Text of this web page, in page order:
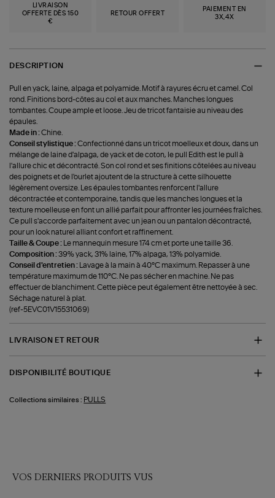
LIVRAISON
OFFERTE DÈS 150
€
RETOUR OFFERT
PAIEMENT EN
3X,4X
DESCRIPTION
Pull en yack, laine, alpaga et polyamide. Motif à rayures écru et camel. Col
rond. Finitions bord-côtes au col et aux manches. Manches longues
tombantes. Coupe ample et loose. Jeu de tricot fantaisie au niveau des
épaules.
Made in :Chine.
Conseil stylistique :Confectionné dans un tricot moelleux et doux, dans un
mélange de laine d'alpaga, de yack et de coton, le pull Edith est le pull à
l'allure chic et décontracté. Son col rond et ses finitions côtelées au niveau
des poignets et de l'ourlet ajoutent de la structure à cette silhouette
légèrement oversize. Les épaules tombantes renforcent l'allure
décontractée et contemporaine, tandis que les manches longues et la
texture moelleuse en font un allié parfait pour affronter les journées fraîches.
Ce pull s'accorde parfaitement avec un jean ou un pantalon décontracté,
pour un look naturel alliant confort et raffinement.
Taille & Coupe :
Le mannequin mesure 174 cm et porte une taille 36.
Composition :39% yack, 31% laine, 17% alpaga, 13% polyamide.
Conseil d'entretien :
Lavage à la main à 40°C maximum. Repasser à une
température maximum de 110°C. Ne pas sécher en machine. Ne pas
effectuer de blanchiment. Cette pièce peut également être nettoyée à sec.
Séchage naturel à plat.
(ref-5EVC01V15531069)
LIVRAISON ET RETOUR
DISPONIBILITÉ BOUTIQUE
Collections similaires : PULLS
VOS DERNIERS PRODUITS VUS